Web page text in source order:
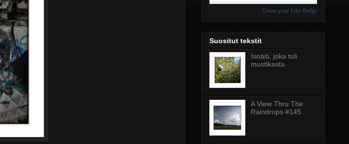
Create your Like Badge
Suositut tekstit
Isoäiti, joka tuli
mustikasta
A View Thru The
Raindrops #145